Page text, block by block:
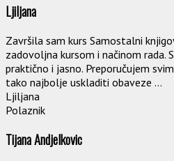
Ljiljana
Završila sam kurs Samostalni
zadovoljna kursom i načinom rada.
praktično i jasno. Preporučujem
tako najbolje uskladiti obaveze ...
Ljiljana
Polaznik
Tijana Andjelkovic